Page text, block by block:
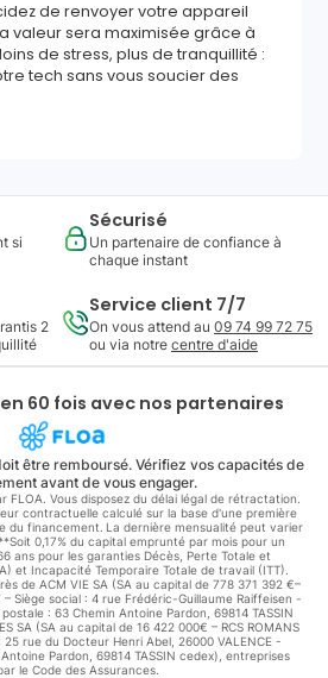
de renvoyer votre appareil
valeur sera maximisée grâce à
de stress, plus de tranquillité :
tech sans vous soucier des
si
Sécurisé
Un partenaire de confiance à
chaque instant
2
Service client 7/7
On vous attend au 09 74 99 72 75
ou via notre centre d'aide
60 fois avec nos partenaires
être remboursé. Vérifiez vos capacités de
avant de vous engager.
FLOA. Vous disposez du délai légal de rétractation.
contractuelle calculé sur la base d'une première
du financement. La dernière mensualité peut varier
0,17% du capital emprunté par mois pour un
ans pour les garanties Décès, Perte Totale et
et Incapacité Temporaire Totale de travail (ITT).
de ACM VIE SA (SA au capital de 778 371 392 €–
– Siège social : 4 rue Frédéric-Guillaume Raiffeisen -
postale : 63 Chemin Antoine Pardon, 69814 TASSIN
SA (SA au capital de 16 422 000€ – RCS ROMANS
25 rue du Docteur Henri Abel, 26000 VALENCE -
Pardon, 69814 TASSIN cedex), entreprises
le Code des Assurances.